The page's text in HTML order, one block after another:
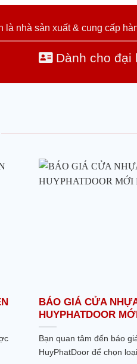
nhà sản xuất & cung cấp
Dành cho đại
BÁO GIÁ CỬA
HUYPHATDOOR
Bạn quan tâm đến báo
HuyPhatDoor để chọn